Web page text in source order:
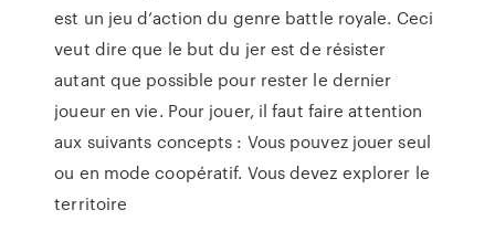
est un jeu d’action du genre battle royale. Ceci
veut dire que le but du jer est de résister
autant que possible pour rester le dernier
joueur en vie. Pour jouer, il faut faire attention
aux suivants concepts : Vous pouvez jouer seul
ou en mode coopératif. Vous devez explorer le
territoire